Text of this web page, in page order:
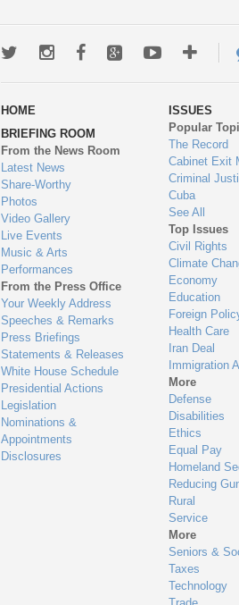
TwitterInstagramFacebookGoogle+YoutubeMore
ways
to
HOME
BRIEFING ROOM
From the News Room
Latest News
Share-Worthy
Photos
Video Gallery
Live Events
Music & Arts
Performances
From the Press Office
Your Weekly Address
Speeches & Remarks
Press Briefings
Statements & Releases
White House Schedule
Presidential Actions
Legislation
Nominations &
Appointments
Disclosures
ISSUES
Popular
The Record
Cabinet Exit
Criminal
Cuba
See All
Top Issues
Civil Rights
Climate
Economy
Education
Foreign
Health Care
Iran Deal
Immigration
More
Defense
Disabilities
Ethics
Equal Pay
Homeland
Reducing
Rural
Service
More
Seniors &
Taxes
Technology